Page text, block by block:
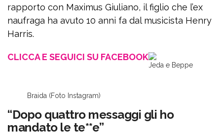
rapporto con Maximus Giuliano, il figlio che l’ex
naufraga ha avuto 10 anni fa dal musicista Henry
Harris.
CLICCA E SEGUICI SU FACEBOOK
Jeda e Beppe
Braida (Foto Instagram)
“Dopo quattro messaggi gli ho
mandato le te**e”